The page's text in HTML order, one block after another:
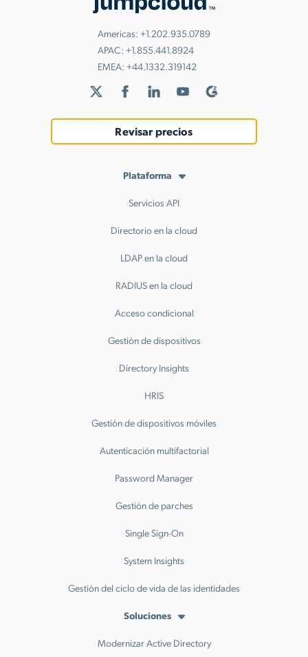
Americas: +1.202.935.0789
APAC: +1.855.441.8924
EMEA: +44.1332.319142
Revisar precios
Plataforma
Servicios API
Directorio en la cloud
LDAP en la cloud
RADIUS en la cloud
Acceso condicional
Gestión de dispositivos
Directory Insights
HRIS
Gestión de dispositivos móviles
Autenticación multifactorial
Password Manager
Gestión de parches
Single Sign-On
System Insights
Gestión del ciclo de vida de las identidades
Soluciones
Modernizar Active Directory